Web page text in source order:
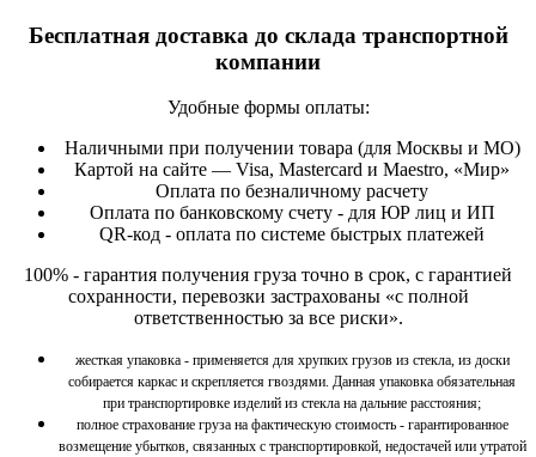
Бесплатная доставка до склада транспортной
компании
Удобные формы оплаты:
Наличными при получении товара (для Москвы и МО)
Картой на сайте — Visa, Mastercard и Maestro, «Мир»
Оплата по безналичному расчету
Оплата по банковскому счету - для ЮР лиц и ИП
QR-код - оплата по системе быстрых платежей
100% - гарантия получения груза точно в срок, с гарантией
сохранности, перевозки застрахованы «с полной
ответственностью за все риски».
жесткая упаковка - применяется для хрупких грузов из стекла, из доски
собирается каркас и скрепляется гвоздями. Данная упаковка обязательная
при транспортировке изделий из стекла на дальние расстояния;
полное страхование груза на фактическую стоимость - гарантированное
возмещение убытков, связанных с транспортировкой, недостачей или утратой